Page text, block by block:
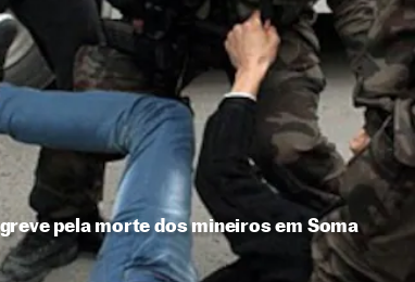
pela morte dos mineiros em Soma